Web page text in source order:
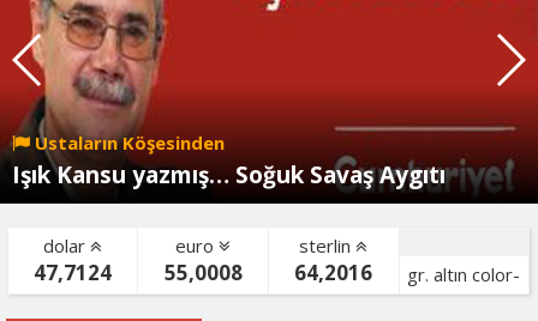
Ustaların Köşesinden
Işık Kansu yazmış… Soğuk Savaş Aygıtı
dolar
47,7124
euro
55,0008
sterlin
64,2016
gr. altın color-